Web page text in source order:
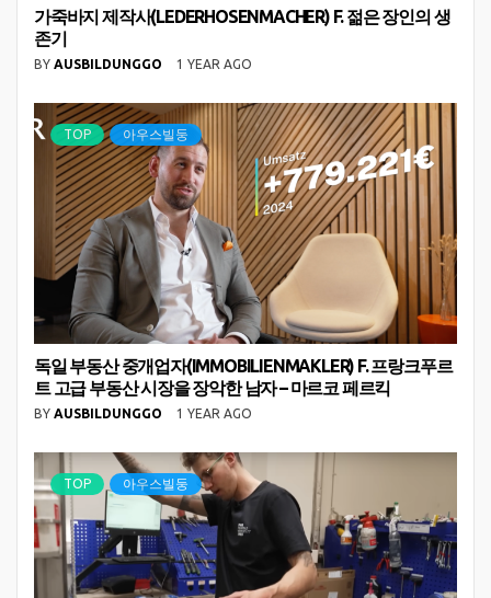
가죽바지 제작사(LEDERHOSENMACHER) F. 젊은 장인의 생
존기
BY AUSBILDUNGGO 1 YEAR AGO
TOP 아우스빌둥
독일 부동산 중개업자(IMMOBILIENMAKLER) F. 프랑크푸르
트 고급 부동산 시장을 장악한 남자 – 마르코 페르킥
BY AUSBILDUNGGO 1 YEAR AGO
TOP 아우스빌둥